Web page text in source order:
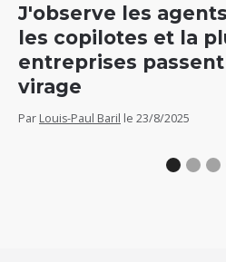
J'observe les
les copilotes et la
entreprises
virage
Par Louis-Paul Baril le 23/8/2025